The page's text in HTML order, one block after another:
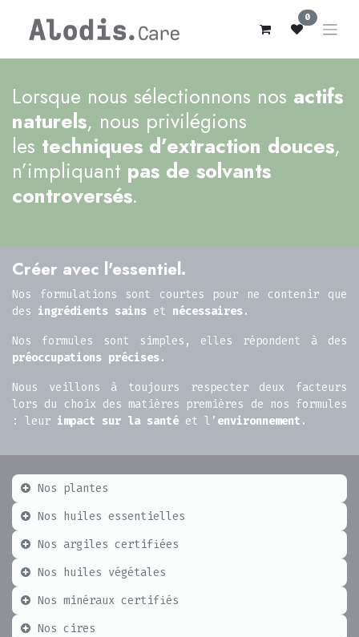
0
Lorsque nous sélectionnons nos actifs
naturels, nous privilégions
les techniques d’extraction douces,
n’impliquant pas de solvants
controversés.
Créer avec l'essentiel.
Nos formulations sont courtes pour ne contenir que
des ingrédients sains et nécessaires.
Nos formules sont simples, elles répondent à des
préoccupations précises.
Nous veillons à toujours respecter deux facteurs
lors du choix des matières premières de nos formules
: leur impact sur la santé et l’ environnement .
Nos plantes
Nos huiles essentielles
Nos argiles certifiées
Nos huiles végétales
Nos minéraux certifiés
Nos cires